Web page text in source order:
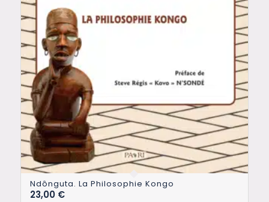
Ndônguta. La Philosophie Kongo
23,00 €